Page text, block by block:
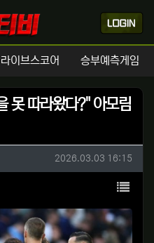
라이브스코어 승부예측게임
못 따라왔다?" 아모림
작성일
2026.03.03 16:15
목록